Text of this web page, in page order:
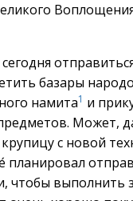
базары
намита1 и
Может,
с новой
планировал
чтобы выполнить